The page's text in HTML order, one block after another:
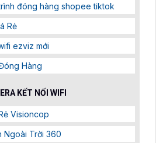
đóng hàng shopee tiktok
Rẻ
ezviz mới
Hàng
KẾT NỐI WIFI
Visioncop
Ngoài Trời 360